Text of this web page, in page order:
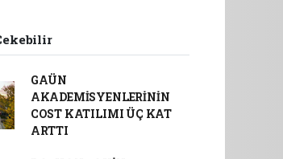
GAÜN
AKADEMİSYENLERİNİN
COST KATILIMI ÜÇ KAT
ARTTI